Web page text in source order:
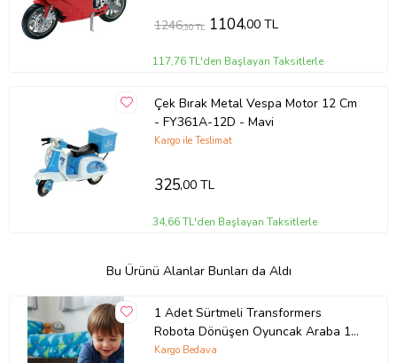
1246,30 TL 1104,00 TL
117,76 TL'den Başlayan Taksitlerle
Çek Bırak Metal Vespa Motor 12 Cm
- FY361A-12D - Mavi
Kargo ile Teslimat
325,00 TL
34,66 TL'den Başlayan Taksitlerle
Bu Ürünü Alanlar Bunları da Aldı
1 Adet Sürtmeli Transformers
Robota Dönüşen Oyuncak Araba 13
Cm
Kargo Bedava